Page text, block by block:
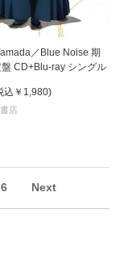
／Blue Noise 期
CD+Blu-ray シングル
込 ￥1,980)
店
6 Next